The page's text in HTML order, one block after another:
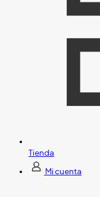
Tienda
Mi cuenta